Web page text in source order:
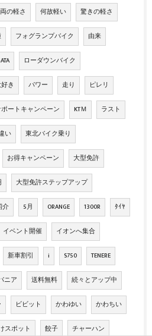
の軽さ 何故軽い 驚きの軽さ
フォグランプバイク 由来
ローダウンバイク
き パワー 走り ピレリ
ートキャンペーン KTＭ ラスト
い 東北バイク乗り
お得キャンペーン 大型免許
大型免許ステップアップ
介 5月 ORANGE 1300R ﾀｲﾔ
イベント開催 イオンへ集合
新車割引 i S750 TENERE
ニア 送料無料 続々とアップ中
ビビット かわゆい かわちい
スポット 餃子 チャーハン